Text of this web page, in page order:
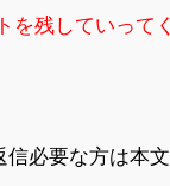
を残していって
必要な方は本